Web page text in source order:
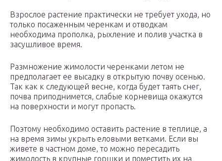
Взрослое растение практически не требует ухода, но
только посаженным черенкам и отводкам
необходима прополка, рыхление и полив участка в
засушливое время.
Размножение жимолости черенками летом не
предполагает ее высадку в открытую почву осенью.
Так как к следующей весне, когда будет таять снег,
почва приподнимется, слабые корневища окажутся
на поверхности и могут пропасть.
Поэтому необходимо оставить растение в теплице, а
на время зимы укрыть еловыми ветками. Если вы
живете в частном доме, то можно пересадить
жимолость в крупные горшки и поместить их на